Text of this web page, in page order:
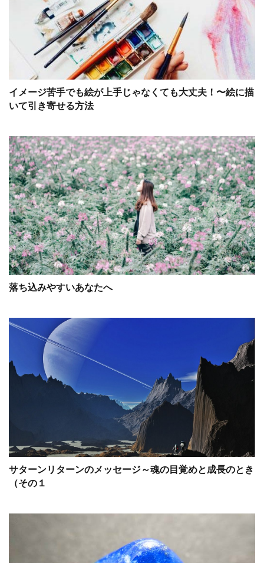
イメージ苦手でも絵が上手じゃなくても大丈夫！〜絵に描
いて引き寄せる方法
落ち込みやすいあなたへ
サターンリターンのメッセージ～魂の目覚めと成長のとき
（その１